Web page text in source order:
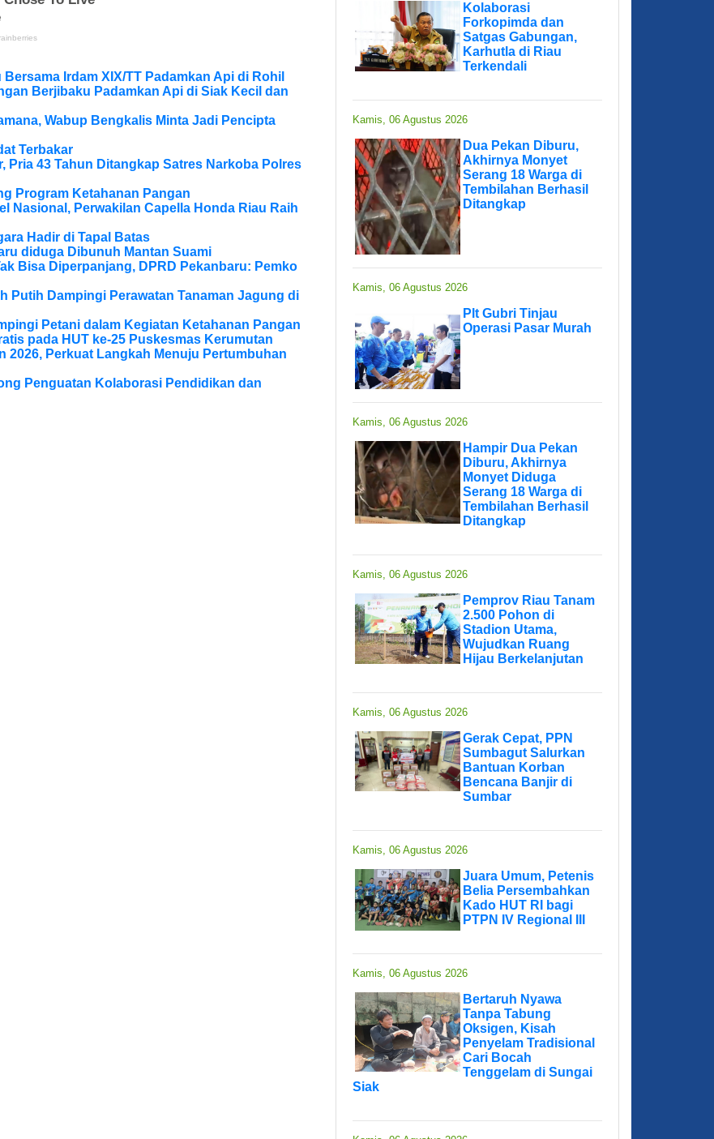
Irdam XIX/TT Padamkan Api di Rohil
Berjibaku Padamkan Api di Siak Kecil dan
Wabup Bengkalis Minta Jadi Pencipta
Terbakar
Pria 43 Tahun Ditangkap Satres Narkoba Polres
Program Ketahanan Pangan
Nasional, Perwakilan Capella Honda Riau Raih
Hadir di Tapal Batas
diduga Dibunuh Mantan Suami
Bisa Diperpanjang, DPRD Pekanbaru: Pemko
Putih Dampingi Perawatan Tanaman Jagung di
Petani dalam Kegiatan Ketahanan Pangan
pada HUT ke-25 Puskesmas Kerumutan
2026, Perkuat Langkah Menuju Pertumbuhan
Penguatan Kolaborasi Pendidikan dan
Kolaborasi
Forkopimda dan
Satgas Gabungan,
Karhutla di Riau
Terkendali
Kamis, 06 Agustus 2026
Dua Pekan Diburu,
Akhirnya Monyet
Serang 18 Warga di
Tembilahan Berhasil
Ditangkap
Kamis, 06 Agustus 2026
Plt Gubri Tinjau
Operasi Pasar Murah
Kamis, 06 Agustus 2026
Hampir Dua Pekan
Diburu, Akhirnya
Monyet Diduga
Serang 18 Warga di
Tembilahan Berhasil
Ditangkap
Kamis, 06 Agustus 2026
Pemprov Riau Tanam
2.500 Pohon di
Stadion Utama,
Wujudkan Ruang
Hijau Berkelanjutan
Kamis, 06 Agustus 2026
Gerak Cepat, PPN
Sumbagut Salurkan
Bantuan Korban
Bencana Banjir di
Sumbar
Kamis, 06 Agustus 2026
Juara Umum, Petenis
Belia Persembahkan
Kado HUT RI bagi
PTPN IV Regional III
Kamis, 06 Agustus 2026
Bertaruh Nyawa
Tanpa Tabung
Oksigen, Kisah
Penyelam Tradisional
Cari Bocah
Tenggelam di Sungai
Siak